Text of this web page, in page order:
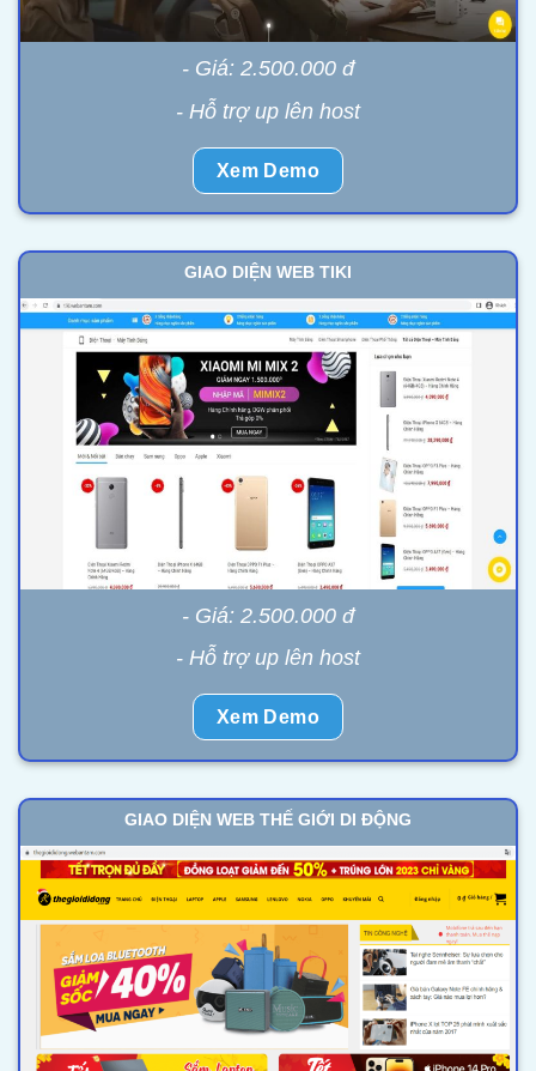
- Giá: 2.500.000 đ
- Hỗ trợ up lên host
Xem Demo
GIAO DIỆN WEB TIKI
- Giá: 2.500.000 đ
- Hỗ trợ up lên host
Xem Demo
GIAO DIỆN WEB THẾ GIỚI DI ĐỘNG